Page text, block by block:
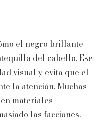
el negro brillante
del cabello. Ese
visual y evita que el
la atención. Muchas
materiales
las facciones.